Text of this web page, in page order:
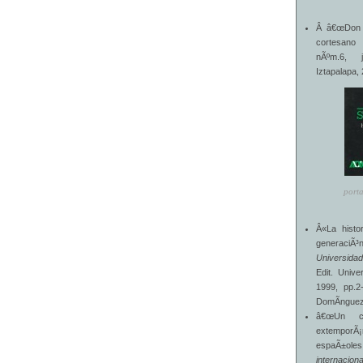
Â â€œDon
nÃºm.6,
Iztapalapa,
Â«La
Edit.
1999,
â€œUn